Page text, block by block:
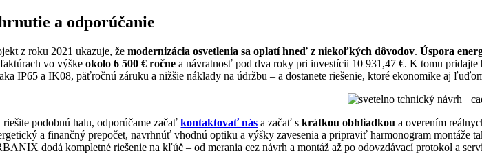
a odporúčanie
z roku 2021 ukazuje, žemodernizácia osvetlenia sa oplatí hneď z niekoľkých dôvodov.Úspora
vo výške okolo 6 500 € ročne a návratnosť pod dva roky pri investícii 10 931,47 €. K tomu pridajte
IP65 a IK08, päťročnú záruku a nižšie náklady na údržbu – a dostanete riešenie, ktoré ekonomike aj
podobnú halu, odporúčame začaťkontaktovať nás a začať skrátkou obhliadkou a overením
a finančný prepočet, navrhnúť vhodnú optiku a výšky zavesenia a pripraviť harmonogram montáže
dodá kompletné riešenie na kľúč – od merania cez návrh a montáž až po odovzdávací protokol a